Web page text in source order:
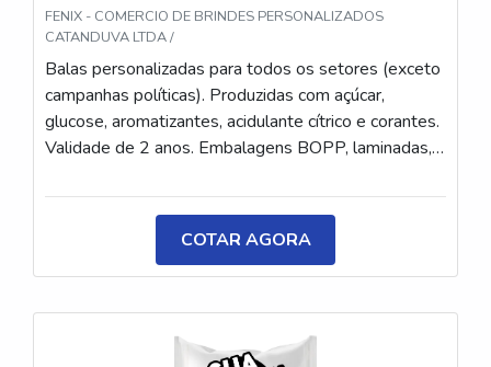
FENIX - COMERCIO DE BRINDES PERSONALIZADOS
CATANDUVA LTDA /
Balas personalizadas para todos os setores (exceto
campanhas políticas). Produzidas com açúcar,
glucose, aromatizantes, acidulante cítrico e corantes.
Validade de 2 anos. Embalagens BOPP, laminadas,
ou P&B em alta qualidade, tinta atóxica. Medida: 5 ×
diferentes tipos (balas, gomas, chicletes, recheadas
e pastilhas). Produto sem glúten.
COTAR AGORA